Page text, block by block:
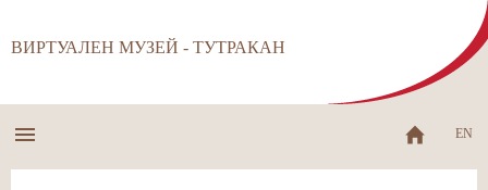
ВИРТУАЛЕН МУЗЕЙ - ТУТРАКАН
EN